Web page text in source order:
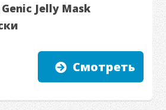
Jelly Mask
Смотреть